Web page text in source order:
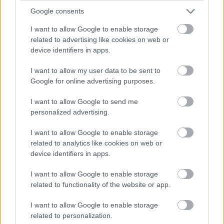
Google consents
I want to allow Google to enable storage
related to advertising like cookies on web or
device identifiers in apps.
I want to allow my user data to be sent to
Google for online advertising purposes.
I want to allow Google to send me
personalized advertising.
I want to allow Google to enable storage
related to analytics like cookies on web or
device identifiers in apps.
I want to allow Google to enable storage
related to functionality of the website or app.
I want to allow Google to enable storage
related to personalization.
adott lélekért
Ha úgy érzed, az elhunyt segítséget kér, ne halogasd:
saját imát a lelki üdvéért,
-ajánld fel Jézusnak: „Jézusom, ha ennek a léleknek
szüksége van rám, itt vagyok. Ezt az imát az ő nyugalmáért
Ez a kicsi, azonnali lépés már egy „igen” Isten kegyelmére.
4. Hármas segítség: mise,
rózsafüzér, irgalmasság
Pio atya szerint a szentmise a legnagyobb ajándék, amit a